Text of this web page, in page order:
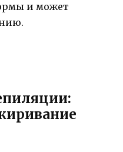
и может